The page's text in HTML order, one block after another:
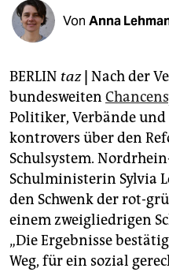
fragen & hilfe
unterstützen
abo
genossenschaft
epaper login
Von Anna
BERLIN taz Nach der
bundesweiten
Politiker, Verbände und
kontrovers über den
Schulsystem.
Schulministerin Sylvia
den Schwenk der rot-
einem zweigliedrigen
„Die Ergebnisse
Weg, für ein sozial